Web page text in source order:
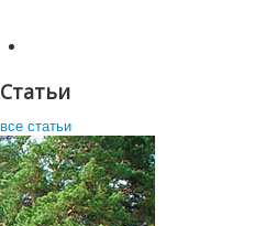
Статьи
все статьи